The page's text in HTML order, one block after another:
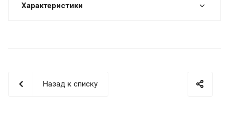
Характеристики
Назад к списку